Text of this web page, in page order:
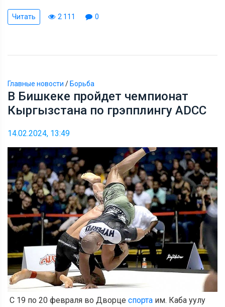
Читать 2 111 0
Главные новости / Борьба
В Бишкеке пройдет чемпионат
Кыргызстана по грэпплингу ADCC
14.02.2024, 13:49
С 19 по 20 февраля во Дворце спорта им. Каба уулу